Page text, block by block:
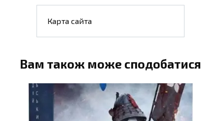
Карта сайта
Вам також може сподобатися